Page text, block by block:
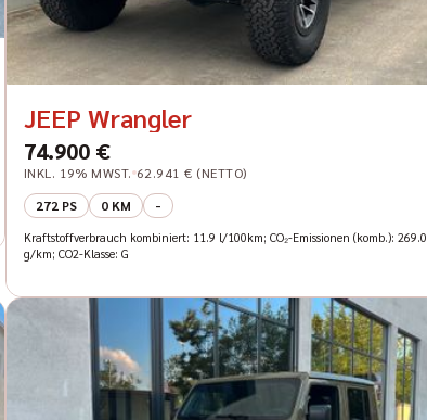
JEEP Wrangler
74.900 €
INKL. 19% MWST. 62.941 € (NETTO)
272 PS
0 KM -
Kraftstoffverbrauch kombiniert: 11.9 l/100km; CO₂-Emissionen (komb.): 269.0
g/km; CO2-Klasse: G